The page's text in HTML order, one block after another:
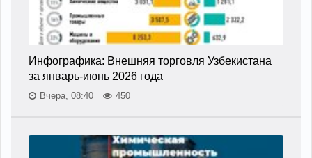
Инфографика: Внешняя торговля Узбекистана
за январь-июнь 2026 года
Вчера, 08:40 450